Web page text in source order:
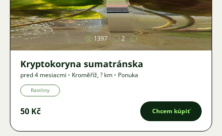
Obrázok
1397 2
Kryptokoryna sumatránska
pred 4 mesiacmi • Kroměříž,? km • Ponuka
Rastliny
50 Kč Chcem kúpiť